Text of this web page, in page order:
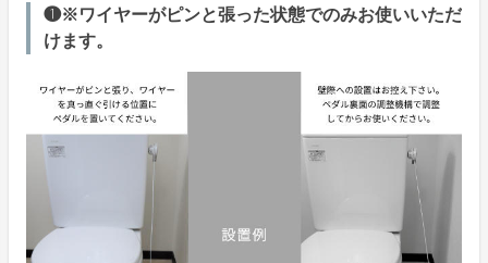
❶※ワイヤーがピンと張った状態でのみお使いいただ
けます。